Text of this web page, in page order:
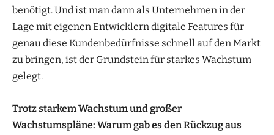
benötigt. Und ist man dann als Unternehmen in der
Lage mit eigenen Entwicklern digitale Features für
genau diese Kundenbedürfnisse schnell auf den Markt
zu bringen, ist der Grundstein für starkes Wachstum
gelegt.
Trotz starkem Wachstum und großer
Wachstumspläne: Warum gab es den Rückzug aus